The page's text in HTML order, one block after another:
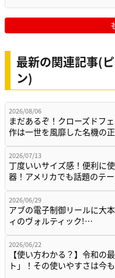
最新の関連記事(
ン)
2026/08/06
まだあるぞ！クローズドフ
作は一世を風靡した名機の
2026/07/13
丁度いいサイズ感！便利に
器！アメリカでも話題のテ
2026/06/29
アブの電子制御リールに大
ィのヴォルティック!…
2026/06/22
【使い方わかる？】令和の
ト」！その使いやすさは今